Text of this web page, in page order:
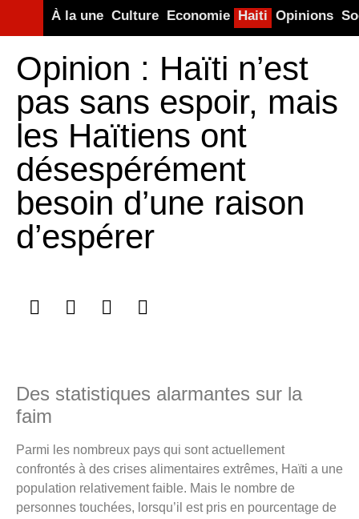
À la une Culture Economie Haiti Opinions
Opinion : Haïti n’est
pas sans espoir, mais
les Haïtiens ont
désespérément
besoin d’une raison
d’espérer
Des statistiques alarmantes sur la
faim
Parmi les nombreux pays qui sont actuellement
confrontés à des crises alimentaires extrêmes, Haïti a une
population relativement faible. Mais le nombre de
personnes touchées, lorsqu’il est pris en pourcentage de